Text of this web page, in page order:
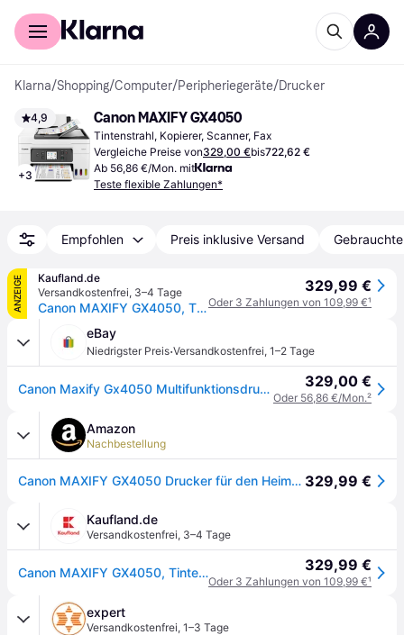
Für Shopper
Klarna/Shopping/Computer/Peripheriegeräte/Drucker
4,9
+3
Canon MAXIFY GX4050
Tintenstrahl, Kopierer, Scanner, Fax
Vergleiche Preise von329,00 €bis722,62 €
Ab 56,86 €/Mon. mit
Teste flexible Zahlungen*
Empfohlen Preis inklusive Versand
ANZEIGE
Kaufland.de
Versandkostenfrei, 3–4 Tage
Canon MAXIFY GX4050, Tintenstrahl, Farbdruck, 600 x 1200 DPI, A4, Direktdruck, Schwarz, Weiß
329,99 €
Oder 3 Zahlungen von 109,99 €¹
eBay
Niedrigster Preis·Versandkostenfrei, 1–2 Tage
Canon Maxify Gx4050 Multifunktionsdrucker Fax Scanner Kopierer Wlan Lan Usb 329,00 €
Oder 56,86 €/Mon.²
Amazon
Nachbestellung
Canon MAXIFY GX4050 Drucker für den Heimgebrauch & Büro – Farbdrucker & Scanner All-in-One Kabellos | MegaTank Tintenstrahldrucker, Kopierer, Scanner & Fax | WLAN, Ethernet & USB-Verbindung A4-Drucker 329,99 €
Kaufland.de
Versandkostenfrei, 3–4 Tage
Canon MAXIFY GX4050, Tintenstrahl, Farbdruck, 600 x 1200 DPI, A4, Direktdruck, Schwarz, Weiß 329,99 €
Oder 3 Zahlungen von 109,99 €¹
expert
Versandkostenfrei, 1–3 Tage